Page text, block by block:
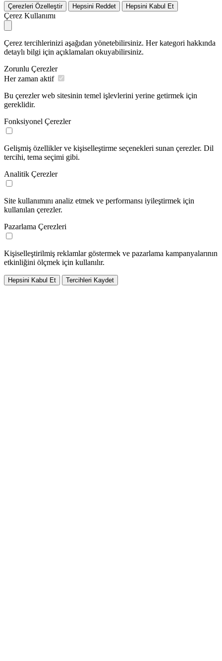
Çerezleri Özelleştir Hepsini Reddet Hepsini Kabul Et
Çerez Kullanımı
Çerez tercihlerinizi aşağıdan yönetebilirsiniz. Her kategori hakkında
detaylı bilgi için açıklamaları okuyabilirsiniz.
Zorunlu Çerezler
Her zaman aktif
Bu çerezler web sitesinin temel işlevlerini yerine getirmek için
gereklidir.
Fonksiyonel Çerezler
Gelişmiş özellikler ve kişiselleştirme seçenekleri sunan çerezler. Dil
tercihi, tema seçimi gibi.
Analitik Çerezler
Site kullanımını analiz etmek ve performansı iyileştirmek için
kullanılan çerezler.
Pazarlama Çerezleri
Kişiselleştirilmiş reklamlar göstermek ve pazarlama kampanyalarının
etkinliğini ölçmek için kullanılır.
Hepsini Kabul Et Tercihleri Kaydet